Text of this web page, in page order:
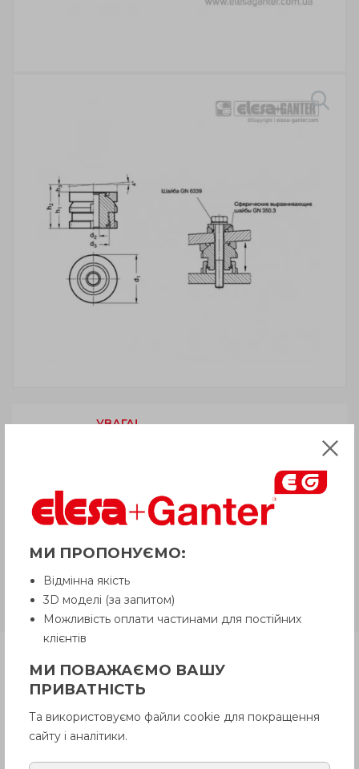
УВАГА!
. Термін поставки
рекомендуємо уточнити у Продавця.
Продавець залишає за собою право
відпускати товар у базовій кольоровій
Покупцем.
GN 350.2Сталь оцинкована.
Продукція
Опис
МИ ПРОПОНУЄМО:
Відмінна якість
3D моделі (за запитом)
Можливість оплати частинами для постійних
клієнтів
МИ ПОВАЖАЄМО ВАШУ
ПРИВАТНІСТЬ
Та використовуємо файли cookie для покращення
сайту і аналітики.